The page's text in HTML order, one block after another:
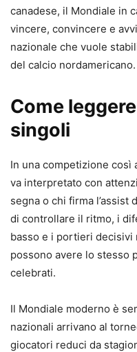
canadese, il Mondiale in
vincere, convincere e
nazionale che vuole
del calcio nordamericano.
Come
singoli
In una competizione così
va interpretato con
segna o chi firma l’assist
di controllare il ritmo, i
basso e i portieri
possono avere lo stesso
celebrati.
Il Mondiale moderno è
nazionali arrivano al
giocatori reduci da